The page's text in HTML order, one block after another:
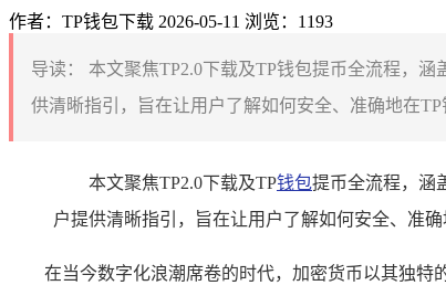
作者：TP钱包下载 2026-05-11 浏览：1193
导读：
本文聚焦TP2.0下载及TP钱包提币全流程，
供清晰指引，旨在让用户了解如何安全、准确地在
本文聚焦TP2.0下载及TP钱包提币全流程，涵
户提供清晰指引，旨在让用户了解如何安全、准
在当今数字化浪潮席卷的时代，加密货币以其独特